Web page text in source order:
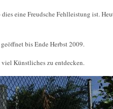
eine Freudsche Fehlleistung ist.
bis Ende Herbst 2009.
Künstliches zu entdecken.